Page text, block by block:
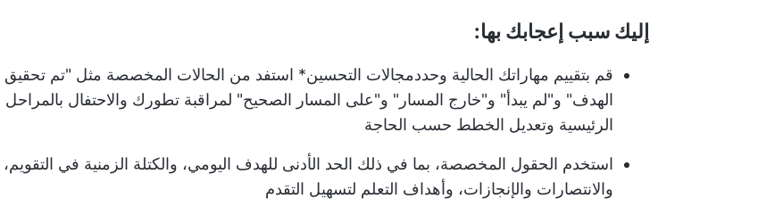
إليك سبب إعجابك بها:
قم بتقييم مهاراتك الحالية وحددمجالات التحسين* استفد من الحالات المخصصة مثل "تم تحقيق
الهدف" و"لم يبدأ" و"خارج المسار" و"على المسار الصحيح" لمراقبة تطورك والاحتفال بالمراحل
الرئيسية وتعديل الخطط حسب الحاجة
استخدم الحقول المخصصة، بما في ذلك الحد الأدنى للهدف اليومي، والكتلة الزمنية في التقويم،
والانتصارات والإنجازات، وأهداف التعلم لتسهيل التقدم